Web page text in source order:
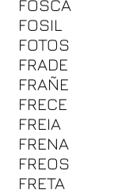
FOSCA
FOSIL
FOTOS
FRADE
FRAÑE
FRECE
FREIA
FRENA
FREOS
FRETA